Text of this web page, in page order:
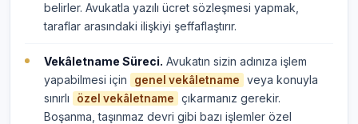
belirler. Avukatla yazılı ücret sözleşmesi yapmak,
taraflar arasındaki ilişkiyi şeffaflaştırır.
Vekâletname Süreci. Avukatın sizin adınıza işlem
yapabilmesi için
genel vekâletname
veya konuyla
sınırlı
özel vekâletname
çıkarmanız gerekir.
Boşanma, taşınmaz devri gibi bazı işlemler özel